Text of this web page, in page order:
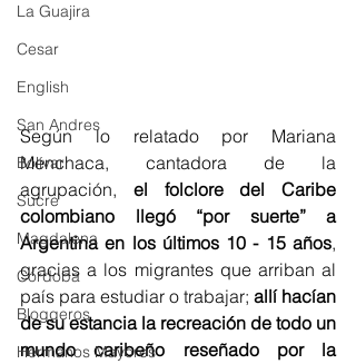
La Guajira
Cesar
English
San Andres
Bolívar
Sucre
Magdalena
Córdoba
Bloggeros
Hermanos Mayores
Según lo relatado por Mariana
Menchaca, cantadora de la
agrupación, el folclore del Caribe
colombiano llegó “por suerte” a
Argentina en los últimos 10 - 15 años,
gracias a los migrantes que arriban al
país para estudiar o trabajar; allí hacían
de su estancia la recreación de todo un
mundo caribeño reseñado por la